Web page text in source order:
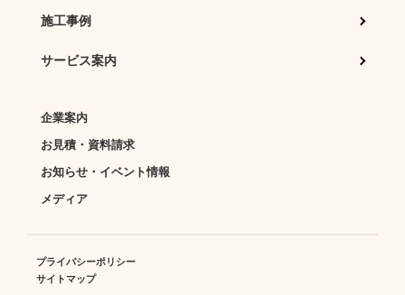
施工事例
サービス案内
企業案内
お見積・資料請求
お知らせ・イベント情報
メディア
プライバシーポリシー
サイトマップ